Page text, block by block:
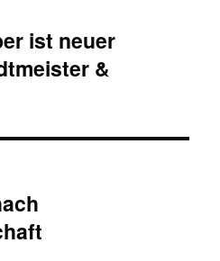
ist neuer
&